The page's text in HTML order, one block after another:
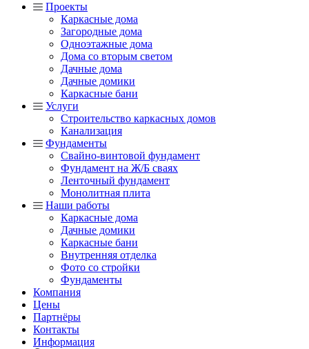
Проекты
Каркасные дома
Загородные дома
Одноэтажные дома
Дома со вторым светом
Дачные дома
Дачные домики
Каркасные бани
Услуги
Строительство каркасных домов
Канализация
Фундаменты
Свайно-винтовой фундамент
Фундамент на Ж/Б сваях
Ленточный фундамент
Монолитная плита
Наши работы
Каркасные дома
Дачные домики
Каркасные бани
Внутренняя отделка
Фото со стройки
Фундаменты
Компания
Цены
Партнёры
Контакты
Информация